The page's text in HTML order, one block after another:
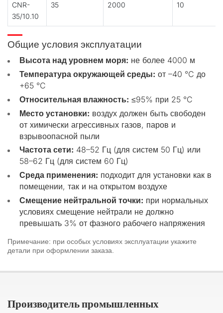
CNR-
35/10.10
35 2000 10
Общие условия эксплуатации
Высота над уровнем моря: не более 4000 м
Температура окружающей среды: от –40 °C до
+65 °C
Относительная влажность: ≤95% при 25 °C
Место установки: воздух должен быть свободен
от химически агрессивных газов, паров и
взрывоопасной пыли
Частота сети: 48–52 Гц (для систем 50 Гц) или
58–62 Гц (для систем 60 Гц)
Среда применения: подходит для установки как в
помещении, так и на открытом воздухе
Смещение нейтральной точки: при нормальных
условиях смещение нейтрали не должно
превышать 3% от фазного рабочего напряжения
Примечание: при особых условиях эксплуатации укажите
детали при оформлении заказа.
Производитель промышленных